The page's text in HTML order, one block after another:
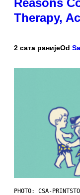
Therapy,
2 сата ранијеOd
PHOTO: CSA-